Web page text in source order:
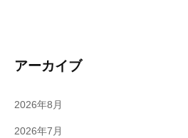
アーカイブ
2026年8月
2026年7月